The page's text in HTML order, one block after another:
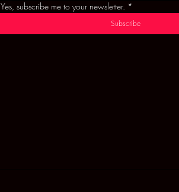
Yes, subscribe me to your newsletter. *
Subscribe